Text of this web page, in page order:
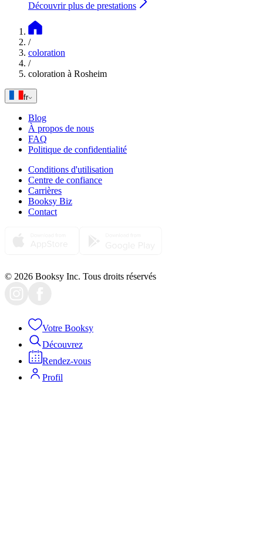
Découvrir plus de prestations
/
coloration
/
coloration à Rosheim
fr
Blog
À propos de nous
FAQ
Politique de confidentialité
Conditions d'utilisation
Centre de confiance
Carrières
Booksy Biz
Contact
© 2026 Booksy Inc. Tous droits réservés
Votre Booksy
Découvrez
Rendez-vous
Profil